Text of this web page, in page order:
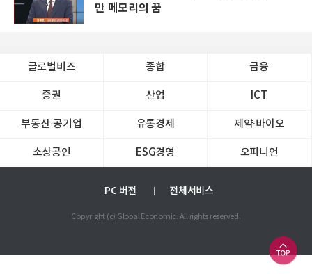
만 메모리의 꿈
글로벌비즈 종합 금융
증권 산업 ICT
부동산·공기업 유통경제 제약∙바이오
소상공인 ESG경영 오피니언
PC 버전 전체서비스
Copyright (c) Global Economic. All rights reserved.